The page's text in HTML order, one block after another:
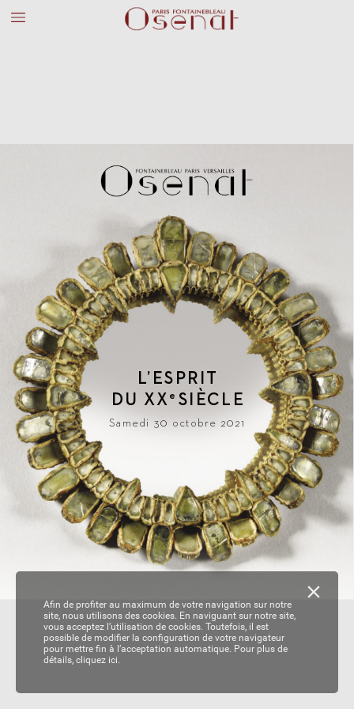
L’ESPRIT
DU XX e SIÈCLE
Samedi 30 octobre 2021
Afin de profiter au maximum de votre navigation sur notre
site, nous utilisons des cookies. En naviguant sur notre site,
vous acceptez l’utilisation de cookies. Toutefois, il est
possible de modifier la configuration de votre navigateur
pour mettre fin à l’acceptation automatique. Pour plus de
détails, cliquez ici.